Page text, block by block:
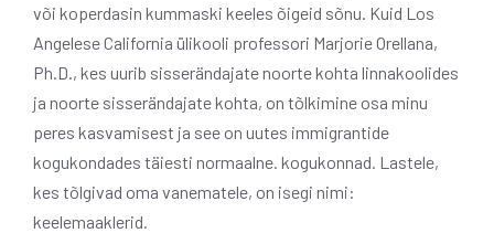
või koperdasin kummaski keeles õigeid sõnu. Kuid Los
Angelese California ülikooli professori Marjorie Orellana,
Ph.D., kes uurib sisserändajate noorte kohta linnakoolides
ja noorte sisserändajate kohta, on tõlkimine osa minu
peres kasvamisest ja see on uutes immigrantide
kogukondades täiesti normaalne. kogukonnad. Lastele,
kes tõlgivad oma vanematele, on isegi nimi:
keelemaaklerid.